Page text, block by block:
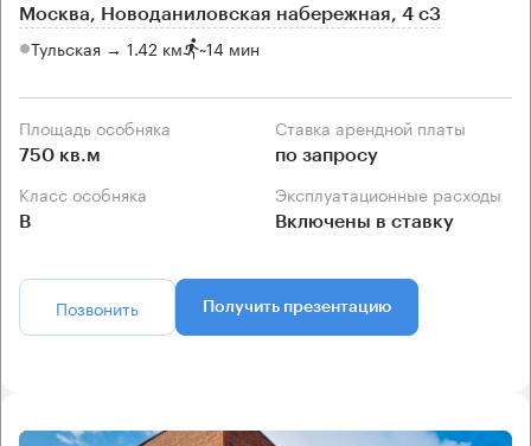
Москва, Новоданиловская набережная, 4 с3
Тульская → 1.42 км ~14 мин
Площадь особняка
750 кв.м
Ставка арендной платы
по запросу
Класс особняка
B
Эксплуатационные расходы
Включены в ставку
Позвонить Получить презентацию